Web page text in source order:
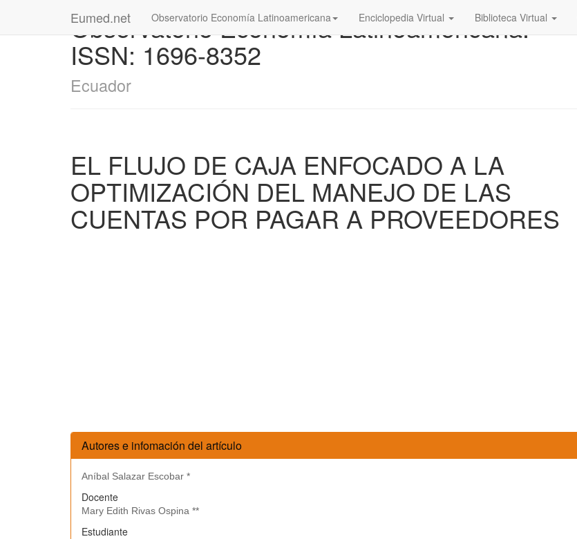
Eumed.net Observatorio Economía Latinoamericana Enciclopedia Virtual Biblioteca Virtual
Observatorio Economía Latinoamericana.
ISSN: 1696-8352
Ecuador
EL FLUJO DE CAJA ENFOCADO A LA
OPTIMIZACIÓN DEL MANEJO DE LAS
CUENTAS POR PAGAR A PROVEEDORES
Autores e infomación del artículo
Aníbal Salazar Escobar *
Docente
Mary Edith Rivas Ospina **
Estudiante